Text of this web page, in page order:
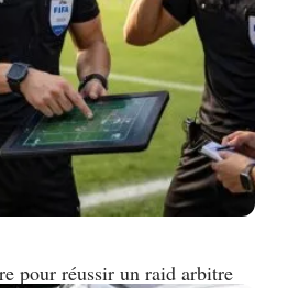
pour réussir un raid arbitre